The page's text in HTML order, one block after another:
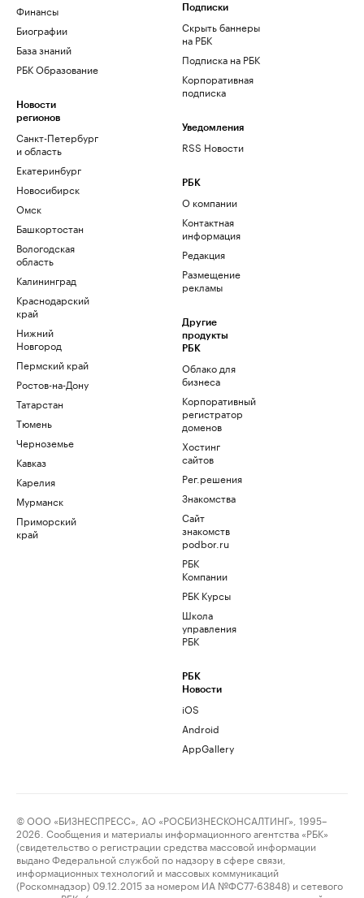
Финансы
Биографии
База знаний
РБК Образование
Новости
регионов
Санкт-Петербург
и область
Екатеринбург
Новосибирск
Омск
Башкортостан
Вологодская
область
Калининград
Краснодарский
край
Нижний
Новгород
Пермский край
Ростов-на-Дону
Татарстан
Тюмень
Черноземье
Кавказ
Карелия
Мурманск
Приморский
край
Подписки
Скрыть баннеры
на РБК
Подписка на РБК
Корпоративная
подписка
Уведомления
RSS Новости
РБК
О компании
Контактная
информация
Редакция
Размещение
рекламы
Другие
продукты
РБК
Облако для
бизнеса
Корпоративный
регистратор
доменов
Хостинг
сайтов
Рег.решения
Знакомства
Сайт
знакомств
podbor.ru
РБК
Компании
РБК Курсы
Школа
управления
РБК
РБК
Новости
iOS
Android
AppGallery
© ООО «БИЗНЕСПРЕСС», АО «РОСБИЗНЕСКОНСАЛТИНГ», 1995–
2026. Сообщения и материалы информационного агентства «РБК»
(свидетельство о регистрации средства массовой информации
выдано Федеральной службой по надзору в сфере связи,
информационных технологий и массовых коммуникаций
(Роскомнадзор) 09.12.2015 за номером ИА №ФС77-63848) и сетевого